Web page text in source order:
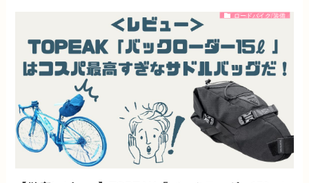
ロードバイク/装備